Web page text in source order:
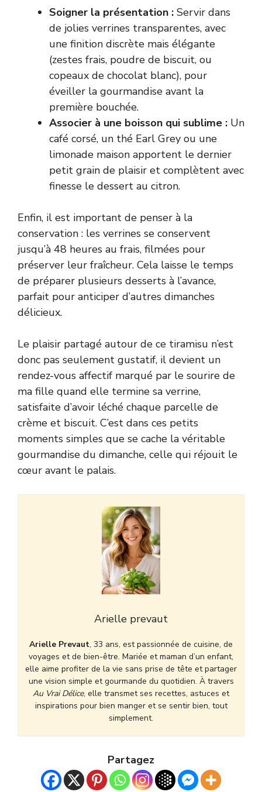
Soigner la présentation : Servir dans
de jolies verrines transparentes, avec
une finition discrète mais élégante
(zestes frais, poudre de biscuit, ou
copeaux de chocolat blanc), pour
éveiller la gourmandise avant la
première bouchée.
Associer à une boisson qui sublime : Un
café corsé, un thé Earl Grey ou une
limonade maison apportent le dernier
petit grain de plaisir et complètent avec
finesse le dessert au citron.
Enfin, il est important de penser à la
conservation : les verrines se conservent
jusqu’à 48 heures au frais, filmées pour
préserver leur fraîcheur. Cela laisse le temps
de préparer plusieurs desserts à l’avance,
parfait pour anticiper d’autres dimanches
délicieux.
Le plaisir partagé autour de ce tiramisu n’est
donc pas seulement gustatif, il devient un
rendez-vous affectif marqué par le sourire de
ma fille quand elle termine sa verrine,
satisfaite d’avoir léché chaque parcelle de
crème et biscuit. C’est dans ces petits
moments simples que se cache la véritable
gourmandise du dimanche, celle qui réjouit le
cœur avant le palais.
Arielle prevaut
Arielle Prevaut, 33 ans, est passionnée de cuisine, de
voyages et de bien-être. Mariée et maman d’un enfant,
elle aime profiter de la vie sans prise de tête et partager
une vision simple et gourmande du quotidien. À travers
Au Vrai Délice, elle transmet ses recettes, astuces et
inspirations pour bien manger et se sentir bien, tout
simplement.
Partagez